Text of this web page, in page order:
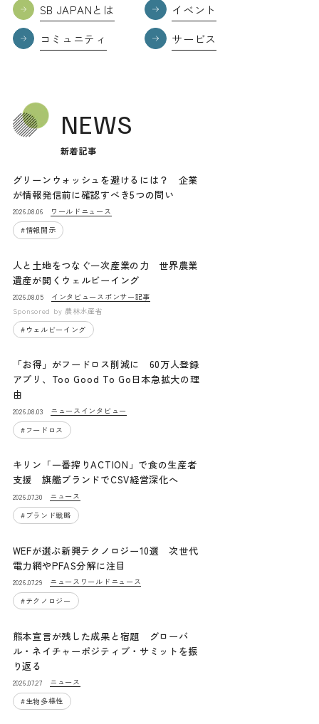
SB JAPANとは
イベント
コミュニティ
サービス
NEWS
新着記事
グリーンウォッシュを避けるには？ 企業
が情報発信前に確認すべき5つの問い
2026.08.06
ワールドニュース
#情報開示
人と土地をつなぐ一次産業の力 世界農業
遺産が開くウェルビーイング
2026.08.05 インタビュー スポンサー記事
Sponsored by 農林水産省
# ウェルビーイング
「お得」がフードロス削減に 60万人登録
アプリ、Too Good To Go日本急拡大の理
由
2026.08.03 ニュース インタビュー
# フードロス
キリン「一番搾りACTION」で食の生産者
支援 旗艦ブランドでCSV経営深化へ
2026.07.30
ニュース
# ブランド戦略
WEFが選ぶ新興テクノロジー10選 次世代
電力網やPFAS分解に注目
2026.07.29 ニュース ワールドニュース
#テクノロジー
熊本宣言が残した成果と宿題 グローバ
ル・ネイチャーポジティブ・サミットを振
り返る
2026.07.27
ニュース
#生物多様性